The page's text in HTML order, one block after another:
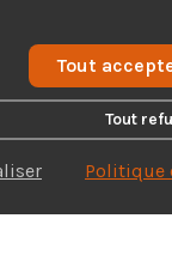
Tout
Tout
Politique